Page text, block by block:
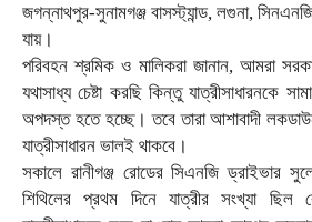
জগন্নাথপুর-সুনামগঞ্জ বাসস্ট্যান্ড, লগুনা,
যায়।
পরিবহন শ্রমিক ও মালিকরা জানান, আমরা
যথাসাধ্য চেষ্টা করছি কিন্তু যাত্রীসাধারনকে
অপদস্ত হতে হচ্ছে। তবে তারা আশাবাদী
যাত্রীসাধারন ভালই থাকবে।
সকালে রানীগঞ্জ রোডের সিএনজি ড্রাইভার
শিথিলের প্রথম দিনে যাত্রীর সংখ্যা ছিল